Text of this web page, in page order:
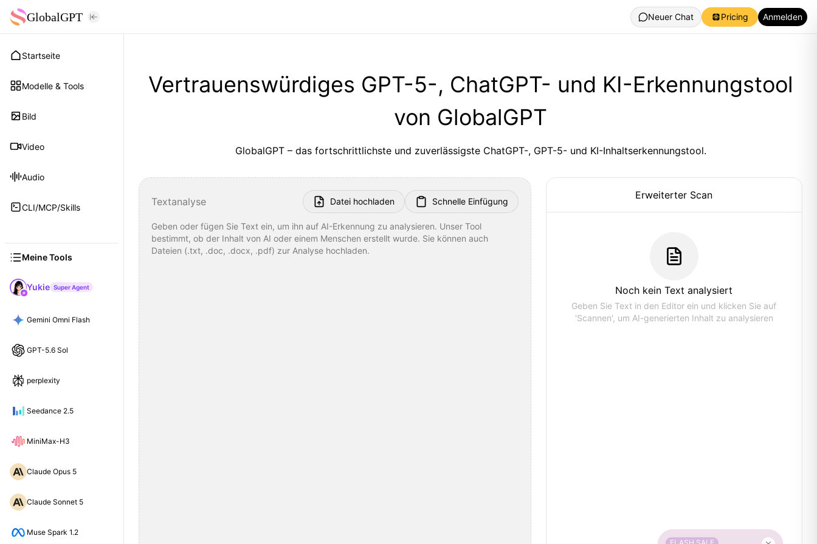
GlobalGPT
Startseite
Modelle & Tools
Bild
Video
Audio
CLI/MCP/Skills
Meine Tools
Yukie Super Agent
Gemini Omni Flash
GPT-5.6 Sol
perplexity
Seedance 2.5
MiniMax-H3
Claude Opus 5
Claude Sonnet 5
Muse Spark 1.2
Neuer Chat Pricing Anmelden
Vertrauenswürdiges GPT-5-, ChatGPT- und KI-Erkennungstool
von GlobalGPT
GlobalGPT – das fortschrittlichste und zuverlässigste ChatGPT-, GPT-5- und KI-Inhaltserkennungstool.
Textanalyse Datei hochladen Schnelle Einfügung
Erweiterter Scan
Noch kein Text analysiert
Geben Sie Text in den Editor ein und klicken Sie auf
'Scannen', um AI-generierten Inhalt zu analysieren